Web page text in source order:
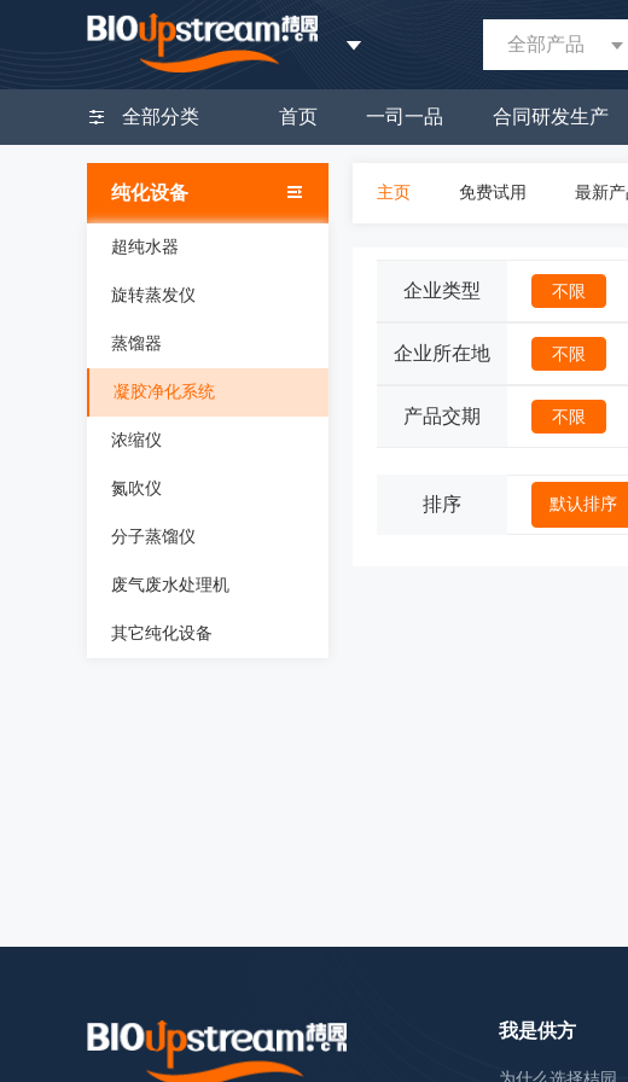
全部产品
全部分类 首页 一司一品 合同研发生产
纯化设备
超纯水器
旋转蒸发仪
蒸馏器
凝胶净化系统
浓缩仪
氮吹仪
分子蒸馏仪
废气废水处理机
其它纯化设备
主页 免费试用 最新产
企业类型 不限
企业所在地 不限
产品交期 不限
排序 默认排序
我是供方